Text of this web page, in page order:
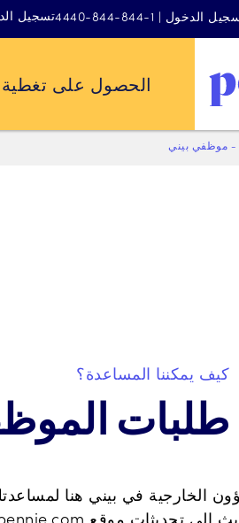
| 1-844-844-4440 تسجيل الدخول
الحصول على تغطية
- موظفي بيني
كيف يمكننا المساعدة؟
طلبات
الخارجية في بيني هنا